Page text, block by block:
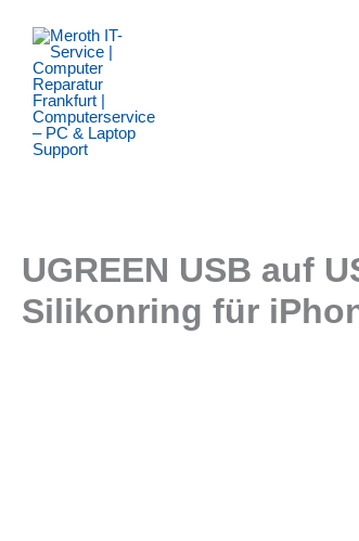
Inhalt
springen
UGREEN USB auf
Silikonring für